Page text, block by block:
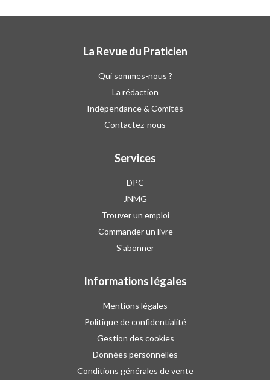
La Revue du Praticien
Qui sommes-nous ?
La rédaction
Indépendance & Comités
Contactez-nous
Services
DPC
JNMG
Trouver un emploi
Commander un livre
S'abonner
Informations légales
Mentions légales
Politique de confidentialité
Gestion des cookies
Données personnelles
Conditions générales de vente